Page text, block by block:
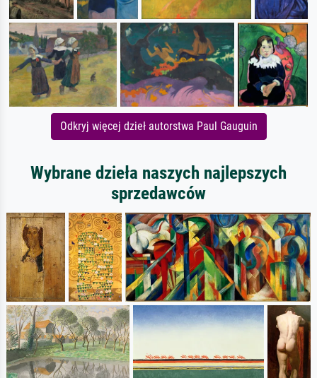
Odkryj więcej dzieł autorstwa Paul Gauguin
Wybrane dzieła naszych najlepszych
sprzedawców